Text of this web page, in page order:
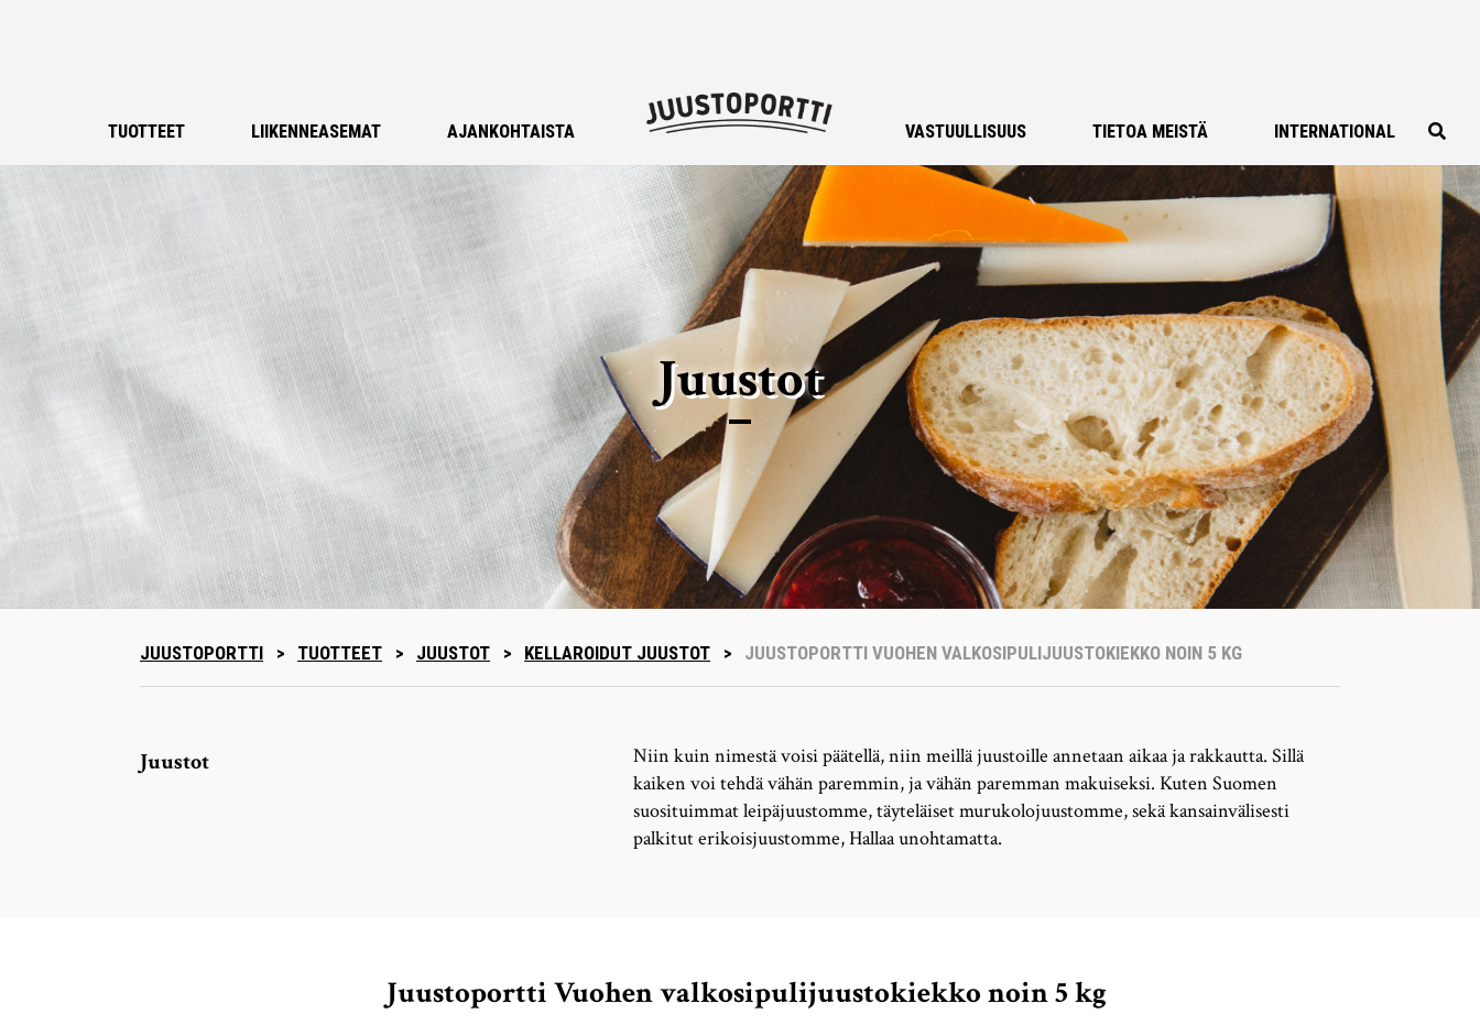
TUOTTEET LIIKENNEASEMAT AJANKOHTAISTA VASTUULLISUUS TIETOA MEISTÄ INTERNATIONAL
Juustot
JUUSTOPORTTI > TUOTTEET > JUUSTOT > KELLAROIDUT JUUSTOT > JUUSTOPORTTI VUOHEN VALKOSIPULIJUUSTOKIEKKO NOIN 5 KG
Juustot
Niin kuin nimestä voisi päätellä, niin meillä juustoille annetaan aikaa ja rakkautta. Sillä
kaiken voi tehdä vähän paremmin, ja vähän paremman makuiseksi. Kuten Suomen
suosituimmat leipäjuustomme, täyteläiset murukolojuustomme, sekä kansainvälisesti
palkitut erikoisjuustomme, Hallaa unohtamatta.
Juustoportti Vuohen valkosipulijuustokiekko noin 5 kg